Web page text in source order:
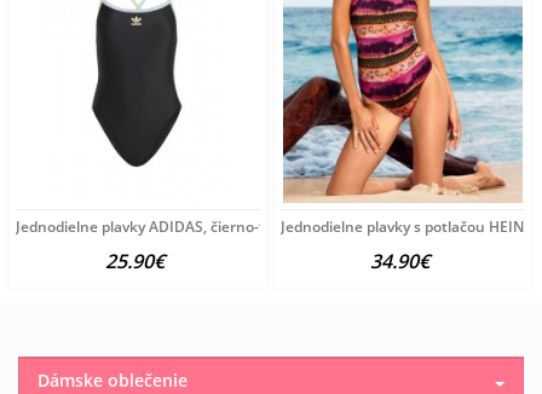
Jednodielne plavky ADIDAS, čierno-farebné
25.90€
Jednodielne plavky s potlačou
34.90€
Dámske oblečenie